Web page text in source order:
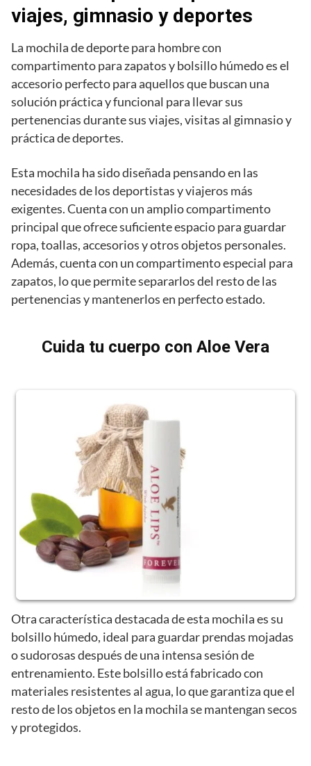
viajes, gimnasio y deportes
La mochila de deporte para hombre con
compartimento para zapatos y bolsillo húmedo es el
accesorio perfecto para aquellos que buscan una
solución práctica y funcional para llevar sus
pertenencias durante sus viajes, visitas al gimnasio y
práctica de deportes.
Esta mochila ha sido diseñada pensando en las
necesidades de los deportistas y viajeros más
exigentes. Cuenta con un amplio compartimento
principal que ofrece suficiente espacio para guardar
ropa, toallas, accesorios y otros objetos personales.
Además, cuenta con un compartimento especial para
zapatos, lo que permite separarlos del resto de las
pertenencias y mantenerlos en perfecto estado.
Cuida tu cuerpo con Aloe Vera
Otra característica destacada de esta mochila es su
bolsillo húmedo, ideal para guardar prendas mojadas
o sudorosas después de una intensa sesión de
entrenamiento. Este bolsillo está fabricado con
materiales resistentes al agua, lo que garantiza que el
resto de los objetos en la mochila se mantengan secos
y protegidos.